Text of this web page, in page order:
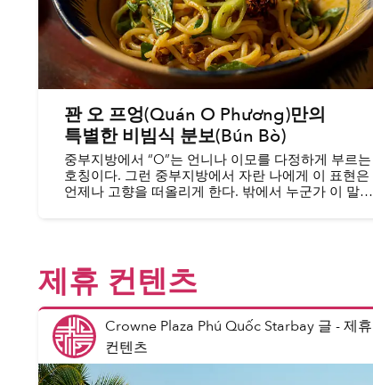
꽌 오 프엉(Quán O Phương)만의
특별한 비빔식 분보(Bún Bò)
중부지방에서 “O”는 언니나 이모를 다정하게 부르는
호칭이다. 그런 중부지방에서 자란 나에게 이 표현은
언제나 고향을 떠올리게 한다. 밖에서 누군가 이 말을
제휴 컨텐츠
Crowne Plaza Phú Quốc Starbay 글 -제휴
컨텐츠